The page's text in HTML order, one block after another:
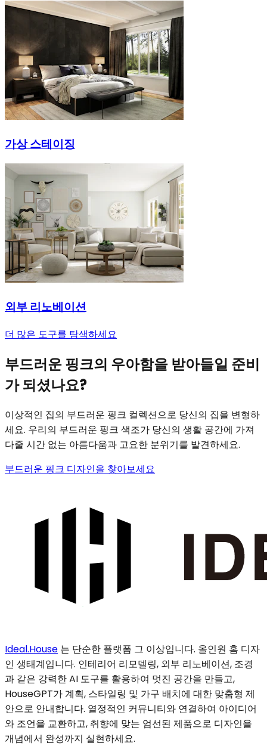
가상 스테이징
외부 리노베이션
더 많은 도구를 탐색하세요
부드러운 핑크의 우아함을 받아들일 준비
가 되셨나요?
이상적인 집의 부드러운 핑크 컬렉션으로 당신의 집을 변형하
세요. 우리의 부드러운 핑크 색조가 당신의 생활 공간에 가져
다줄 시간 없는 아름다움과 고요한 분위기를 발견하세요.
부드러운 핑크 디자인을 찾아보세요
Ideal.House 는 단순한 플랫폼 그 이상입니다. 올인원 홈 디자
인 생태계입니다. 인테리어 리모델링, 외부 리노베이션, 조경
과 같은 강력한 AI 도구를 활용하여 멋진 공간을 만들고,
HouseGPT가 계획, 스타일링 및 가구 배치에 대한 맞춤형 제
안으로 안내합니다. 열정적인 커뮤니티와 연결하여 아이디어
와 조언을 교환하고, 취향에 맞는 엄선된 제품으로 디자인을
개념에서 완성까지 실현하세요.